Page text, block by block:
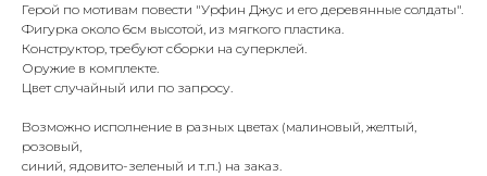
Герой по мотивам повести "Урфин Джус и его деревянные солдаты".
Фигурка около 6см высотой, из мягкого пластика.
Конструктор, требуют сборки на суперклей.
Оружие в комплекте.
Цвет случайный или по запросу.
Возможно исполнение в разных цветах (малиновый, желтый,
розовый,
синий, ядовито-зеленый и т.п.) на заказ.